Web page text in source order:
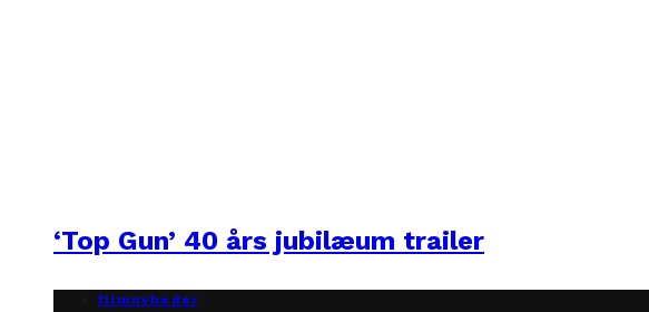
‘Top Gun’ 40 års jubilæum trailer
filmnyheder